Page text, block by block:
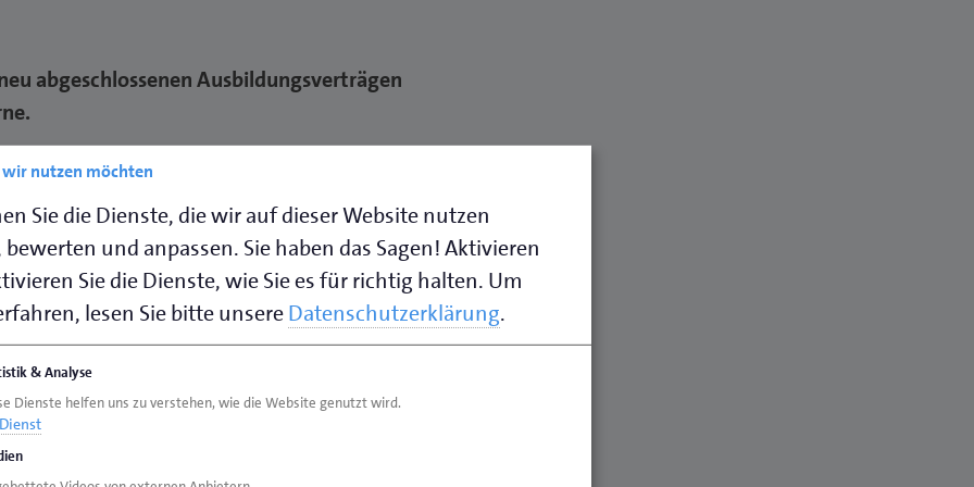
abgeschlossenen Ausbildungsverträgen
und abwechslungsreich: 2.515 junge
Oldenburg eine handwerkliche
Oldenburg verzeichnet damit zum
0,5 Prozent im Vergleich zum Vorjahr.
von minus fünf Prozent vermeldet.
und bietet viele Zukunftsperspektiven.
engagierten Teams, die mit technischem
tagtäglich Lösungen
nutzen möchten
Sie die Dienste, die wir auf dieser Website nutzen
und anpassen. Sie haben das Sagen! Aktivieren
Sie die Dienste, wie Sie es für richtig halten. Um
lesen Sie bitte unsereDatenschutzerklärung.
& Analyse
Dienste helfen uns zu verstehen, wie die Website genutzt wird.
Dienst